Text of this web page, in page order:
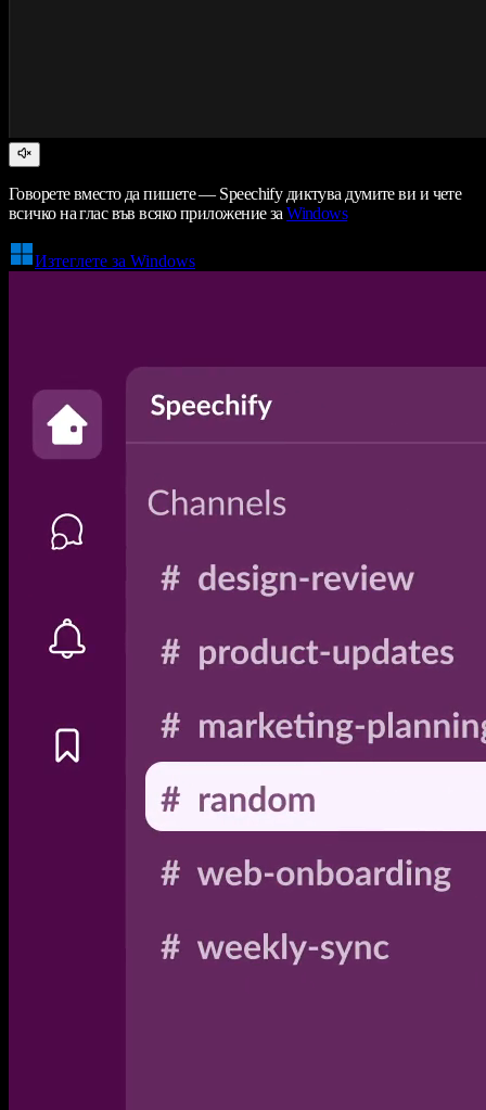
Говорете вместо да пишете — Speechify диктува думите ви и чете
всичко на глас във всяко приложение заWindows
Изтеглете за Windows